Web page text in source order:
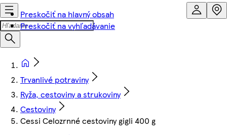
Preskočiť na hlavný obsah
Preskočiť na vyhľadávanie
Trvanlivé potraviny
Ryža, cestoviny a strukoviny
Cestoviny
Cessi Celozrnné cestoviny gigli 400 g